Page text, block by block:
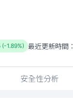
1.89%) 最近更新時間：
安全性分析